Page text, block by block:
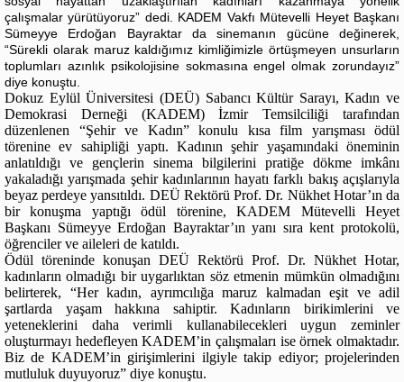
çalışmalar yürütüyoruz” dedi. KADEM Vakfı Mütevelli Heyet Başkanı
Sümeyye Erdoğan Bayraktar da sinemanın gücüne değinerek,
“Sürekli olarak maruz kaldığımız kimliğimizle örtüşmeyen unsurların
toplumları azınlık psikolojisine sokmasına engel olmak zorundayız”
diye konuştu.
Dokuz Eylül Üniversitesi (DEÜ) Sabancı Kültür Sarayı, Kadın ve
Demokrasi Derneği (KADEM) İzmir Temsilciliği tarafından
düzenlenen “Şehir ve Kadın” konulu kısa film yarışması ödül
törenine ev sahipliği yaptı. Kadının şehir yaşamındaki öneminin
anlatıldığı ve gençlerin sinema bilgilerini pratiğe dökme imkânı
yakaladığı yarışmada şehir kadınlarının hayatı farklı bakış açışlarıyla
beyaz perdeye yansıtıldı. DEÜ Rektörü Prof. Dr. Nükhet Hotar’ın da
bir konuşma yaptığı ödül törenine, KADEM Mütevelli Heyet
Başkanı Sümeyye Erdoğan Bayraktar’ın yanı sıra kent protokolü,
öğrenciler ve aileleri de katıldı.
Ödül töreninde konuşan DEÜ Rektörü Prof. Dr. Nükhet Hotar,
kadınların olmadığı bir uygarlıktan söz etmenin mümkün olmadığını
belirterek, “Her kadın, ayrımcılığa maruz kalmadan eşit ve adil
şartlarda yaşam hakkına sahiptir. Kadınların birikimlerini ve
yeteneklerini daha verimli kullanabilecekleri uygun zeminler
oluşturmayı hedefleyen KADEM’in çalışmaları ise örnek olmaktadır.
Biz de KADEM’in girişimlerini ilgiyle takip ediyor; projelerinden
mutluluk duyuyoruz” diye konuştu.